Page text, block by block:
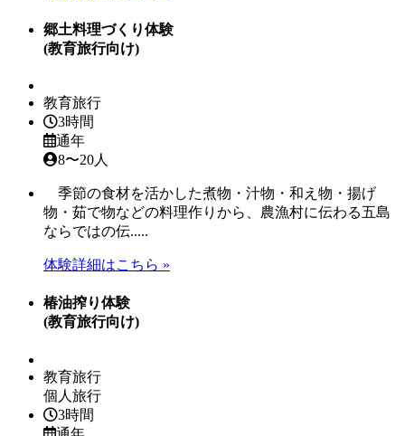
郷土料理づくり体験
(教育旅行向け)
教育旅行
3時間
通年
8〜20人
季節の食材を活かした煮物・汁物・和え物・揚げ
物・茹で物などの料理作りから、農漁村に伝わる五島
ならではの伝.....
体験詳細はこちら »
椿油搾り体験
(教育旅行向け)
教育旅行
個人旅行
3時間